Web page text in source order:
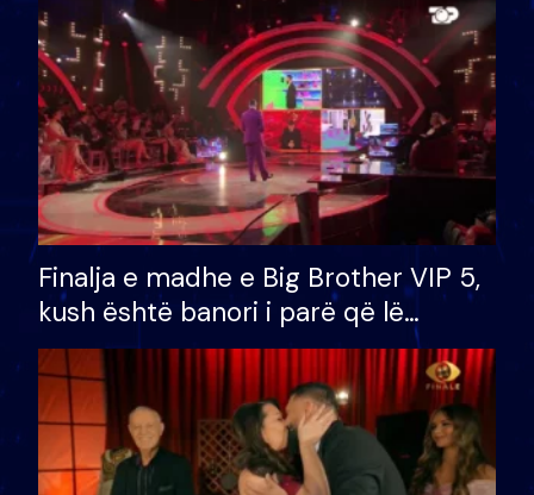
Finalja e madhe e Big Brother VIP 5,
kush është banori i parë që lë
shtëpinë dhe humb mundësinë për
të fituar çmimin e madh